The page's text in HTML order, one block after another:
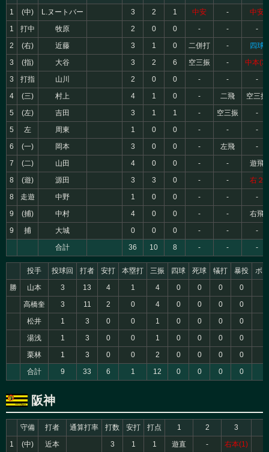
1
(中) L.ヌートバー 3 2 1 中安 -
中安
1
打中 牧原 2 0 0 - -
-
2
(右) 近藤 3 1 0 二併打 -
四球
3
(指) 大谷 3 2 6 空三振 -
中本(3)
3
打指 山川 2 0 0 - -
-
4
(三) 村上 4 1 0 - 二飛
空三振
5
(左) 吉田 3 1 1 - 空三振
-
5
左 周東 1 0 0 - -
-
6
(一) 岡本 3 0 0 - 左飛
-
7
(二) 山田 4 0 0 - -
遊飛
8
(遊) 源田 3 3 0 - -
右２
8
走遊 中野 1 0 0 - -
-
9
(捕) 中村 4 0 0 - -
右飛
9
捕 大城 0 0 0 - -
-
合計
36 10 8 - - -
投手 投球回 打者 安打 本塁打 三振 四球 死球 犠打 暴投
ボ
勝
山本 3 13 4 1 4 0 0 0 0
高橋奎
3 11 2 0 4 0 0 0 0
松井
1 3 0 0 1 0 0 0 0
湯浅
1 3 0 0 1 0 0 0 0
栗林
1 3 0 0 2 0 0 0 0
合計
9 33 6 1 12 0 0 0 0
阪神
守備 打者 通算打率 打数 安打 打点 1 2 3
1
(中) 近本 3 1 1 遊直 - 右本(1)